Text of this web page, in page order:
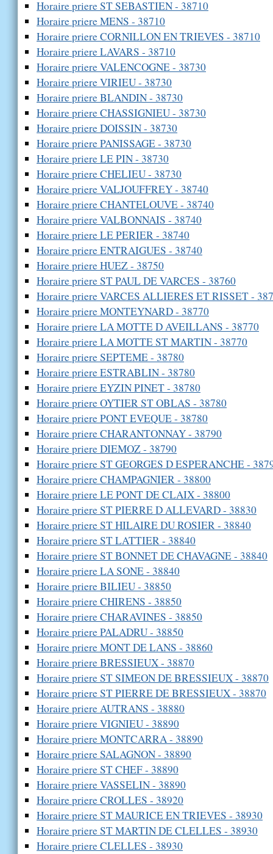
Horaire priere ST SEBASTIEN - 38710
Horaire priere MENS - 38710
Horaire priere CORNILLON EN TRIEVES - 38710
Horaire priere LAVARS - 38710
Horaire priere VALENCOGNE - 38730
Horaire priere VIRIEU - 38730
Horaire priere BLANDIN - 38730
Horaire priere CHASSIGNIEU - 38730
Horaire priere DOISSIN - 38730
Horaire priere PANISSAGE - 38730
Horaire priere LE PIN - 38730
Horaire priere CHELIEU - 38730
Horaire priere VALJOUFFREY - 38740
Horaire priere CHANTELOUVE - 38740
Horaire priere VALBONNAIS - 38740
Horaire priere LE PERIER - 38740
Horaire priere ENTRAIGUES - 38740
Horaire priere HUEZ - 38750
Horaire priere ST PAUL DE VARCES - 38760
Horaire priere VARCES ALLIERES ET RISSET -
Horaire priere MONTEYNARD - 38770
Horaire priere LA MOTTE D AVEILLANS - 38770
Horaire priere LA MOTTE ST MARTIN - 38770
Horaire priere SEPTEME - 38780
Horaire priere ESTRABLIN - 38780
Horaire priere EYZIN PINET - 38780
Horaire priere OYTIER ST OBLAS - 38780
Horaire priere PONT EVEQUE - 38780
Horaire priere CHARANTONNAY - 38790
Horaire priere DIEMOZ - 38790
Horaire priere ST GEORGES D ESPERANCHE -
Horaire priere CHAMPAGNIER - 38800
Horaire priere LE PONT DE CLAIX - 38800
Horaire priere ST PIERRE D ALLEVARD - 38830
Horaire priere ST HILAIRE DU ROSIER - 38840
Horaire priere ST LATTIER - 38840
Horaire priere ST BONNET DE CHAVAGNE - 38840
Horaire priere LA SONE - 38840
Horaire priere BILIEU - 38850
Horaire priere CHIRENS - 38850
Horaire priere CHARAVINES - 38850
Horaire priere PALADRU - 38850
Horaire priere MONT DE LANS - 38860
Horaire priere BRESSIEUX - 38870
Horaire priere ST SIMEON DE BRESSIEUX - 38870
Horaire priere ST PIERRE DE BRESSIEUX - 38870
Horaire priere AUTRANS - 38880
Horaire priere VIGNIEU - 38890
Horaire priere MONTCARRA - 38890
Horaire priere SALAGNON - 38890
Horaire priere ST CHEF - 38890
Horaire priere VASSELIN - 38890
Horaire priere CROLLES - 38920
Horaire priere ST MAURICE EN TRIEVES - 38930
Horaire priere ST MARTIN DE CLELLES - 38930
Horaire priere CLELLES - 38930